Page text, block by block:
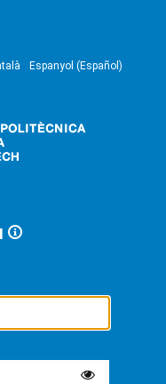
Espanyol (Español)